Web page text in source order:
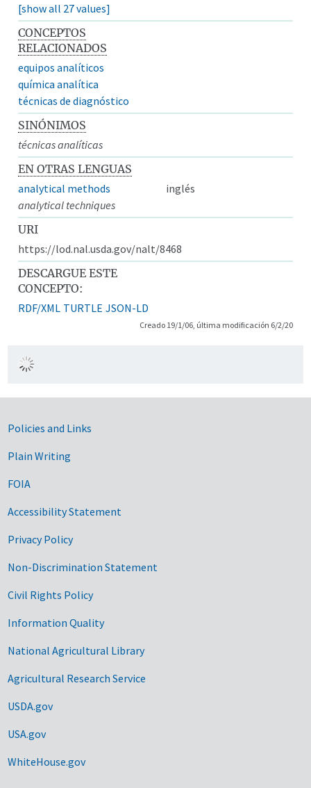
[show all 27 values]
CONCEPTOS
RELACIONADOS
equipos analíticos
química analítica
técnicas de diagnóstico
SINÓNIMOS
técnicas analíticas
EN OTRAS LENGUAS
analytical methods
inglés
analytical techniques
URI
https://lod.nal.usda.gov/nalt/8468
DESCARGUE ESTE
CONCEPTO:
RDF/XML TURTLE JSON-LD
Creado 19/1/06, última modificación 6/2/20
Government Links
Policies and Links
Plain Writing
FOIA
Accessibility Statement
Privacy Policy
Non-Discrimination Statement
Civil Rights Policy
Information Quality
National Agricultural Library
Agricultural Research Service
USDA.gov
USA.gov
WhiteHouse.gov